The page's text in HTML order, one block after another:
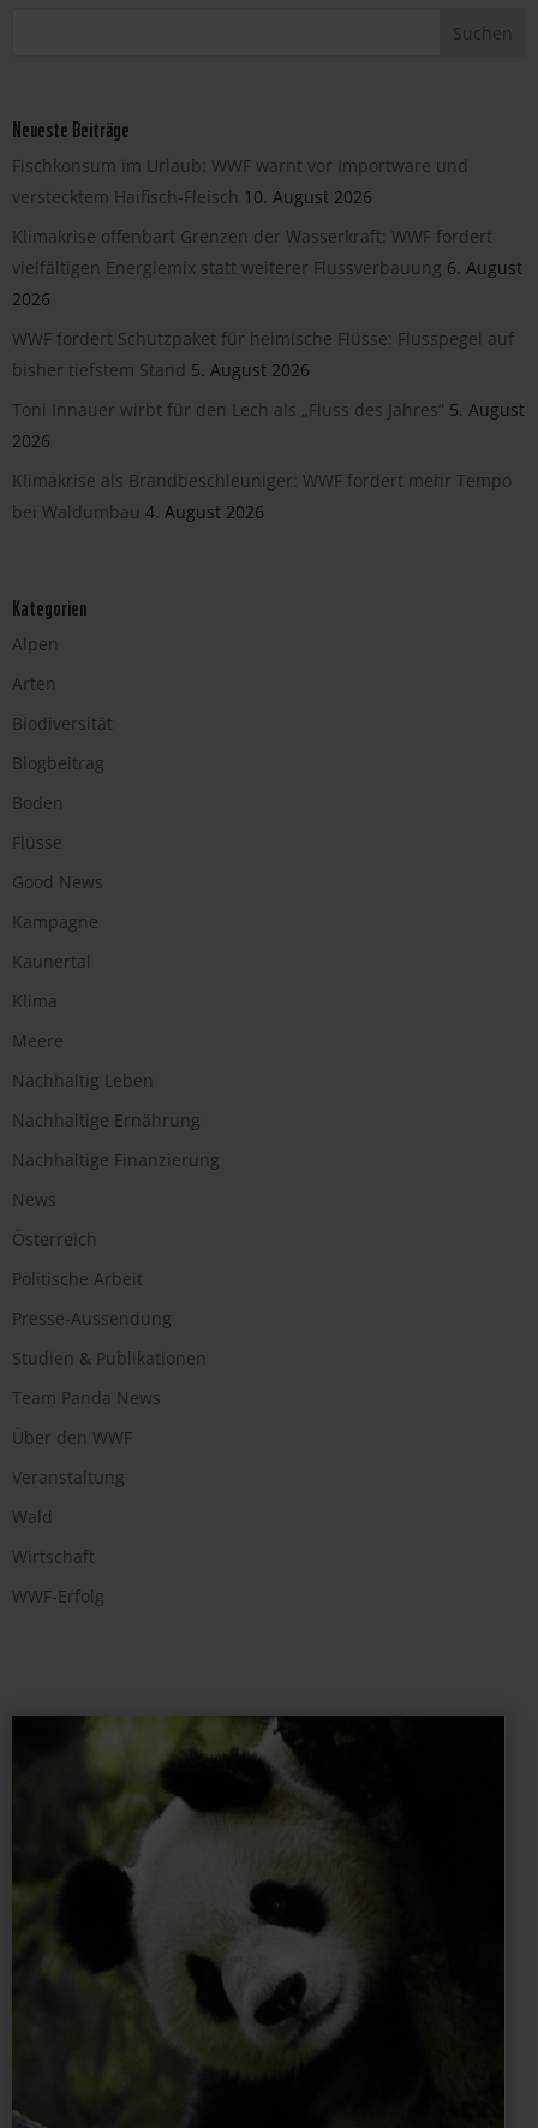
Neueste Beiträge
Fischkonsum im Urlaub: WWF warnt vor Importware und
verstecktem Haifisch-Fleisch 10. August 2026
Klimakrise offenbart Grenzen der Wasserkraft: WWF fordert
vielfältigen Energiemix statt weiterer Flussverbauung 6. August
2026
WWF fordert Schutzpaket für heimische Flüsse: Flusspegel auf
bisher tiefstem Stand 5. August 2026
Toni Innauer wirbt für den Lech als „Fluss des Jahres“ 5. August
2026
Klimakrise als Brandbeschleuniger: WWF fordert mehr Tempo
bei Waldumbau 4. August 2026
Kategorien
Alpen
Arten
Biodiversität
Blogbeitrag
Boden
Flüsse
Good News
Kampagne
Kaunertal
Klima
Meere
Nachhaltig Leben
Nachhaltige Ernährung
Nachhaltige Finanzierung
News
Österreich
Politische Arbeit
Presse-Aussendung
Studien & Publikationen
Team Panda News
Über den WWF
Veranstaltung
Wald
Wirtschaft
WWF-Erfolg